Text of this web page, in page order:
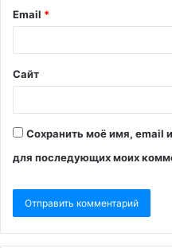
Email *
Сайт
Сохранить моё имя, email
для последующих моих